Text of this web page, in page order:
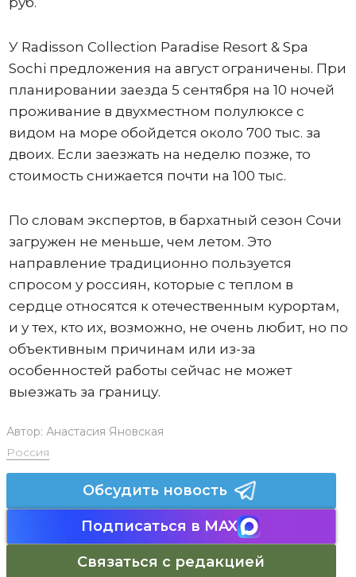
У Radisson Collection Paradise Resort & Spa
Sochi предложения на август ограничены. При
планировании заезда 5 сентября на 10 ночей
проживание в двухместном полулюксе с
видом на море обойдется около 700 тыс. за
двоих. Если заезжать на неделю позже, то
стоимость снижается почти на 100 тыс.
По словам экспертов, в бархатный сезон Сочи
загружен не меньше, чем летом. Это
направление традиционно пользуется
спросом у россиян, которые с теплом в
сердце относятся к отечественным курортам,
и у тех, кто их, возможно, не очень любит, но по
объективным причинам или из-за
особенностей работы сейчас не может
выезжать за границу.
Автор: Анастасия Яновская
Россия
Обсудить новость
Подписаться в MAX
Связаться с редакцией